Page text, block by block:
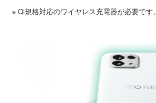
※ Qi規格対応のワイヤレス充電器が必要です。